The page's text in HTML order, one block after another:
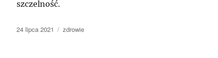
szczelność.
Data
24 lipca 2021 Kategorie
zdrowie